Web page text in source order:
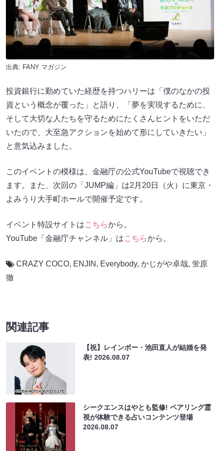
出典: FANY マガジン
投資銀行に勤めていた経歴を持つハリーは「僕のなかの投
資という概念が覆った」と語り、「夢を実現するために、
そして大切な人たちを守るためにたくさんヒントをいただ
いたので、大至急アクションを始めて形にしていきたい」
と意気込みました。
このイベントの模様は、金融庁の公式YouTubeで視聴でき
ます。また、次回の「JUMP編」は2月20日（火）に東京・
よみうり大手町ホールで開催予定です。
イベント特設サイトはこちらから。
YouTube「金融庁チャンネル」はこちらから。
CRAZY COCO, ENJIN , Everybody, かじがや卓哉, 蛍原
徹
関連記事
【祝】レインボー・池田直人が結婚を発
表!2026.08.07
シークエンスはやとも監修! ペアリング霊
視が体験できる占いコンテンツ登場
2026.08.07